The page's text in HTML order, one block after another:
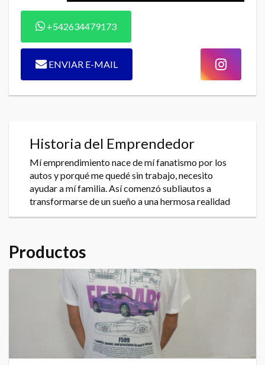
+542634479173
ENVIAR E-MAIL
Historia del Emprendedor
Mí emprendimiento nace de mí fanatismo por los
autos y porqué me quedé sin trabajo, necesito
ayudar a mí familia. Así comenzó subliautos a
transformarse de un sueño a una hermosa realidad
Productos